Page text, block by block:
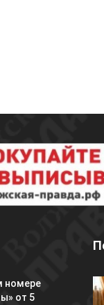
номере
от 5